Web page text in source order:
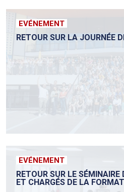
EVÉNEMENT
RETOUR SUR LA JOURNÉE
EVÉNEMENT
RETOUR SUR LE
ET CHARGÉS DE LA